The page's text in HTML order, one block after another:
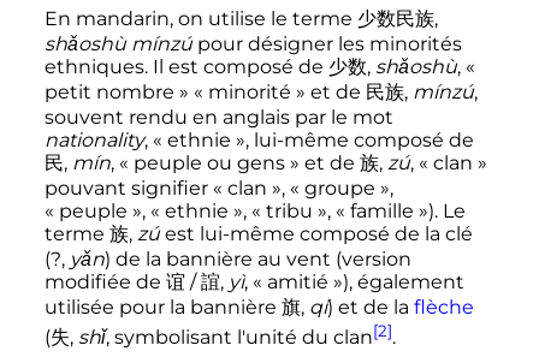
En mandarin, on utilise le terme 少数民族,
shǎoshù mínzúpour désigner les minorités
ethniques. Il est composé de 少数, shǎoshù, «
petit nombre » « minorité » et de 民族, mínzú,
souvent rendu en anglais par le mot
nationality, « ethnie », lui-même composé de
民, mín, « peuple ou gens » et de 族, zú, « clan »
pouvant signifier « clan », « groupe »,
« peuple », « ethnie », « tribu », « famille »). Le
terme 族, zúest lui-même composé de la clé
(?, yǎn) de la bannière au vent (version
modifiée de 谊 / 誼, yì, « amitié »), également
utilisée pour la bannière 旗, qí) et de la flèche
(失, shǐ, symbolisant l'unité du clan[2].